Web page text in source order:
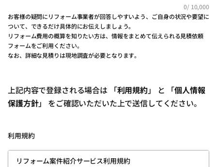
0/ 10,000
お客様の疑問にリフォーム事業者が回答しやすいよう、ご自身の状況や要望に
ついて、できるだけ具体的にお伝えしましょう。
リフォーム費用の概算を知りたい方は、情報をまとめて伝えられる見積依頼
フォームをご利用ください。
なお、詳細な見積りは現地調査が必要となります。
上記内容で登録される場合は 「利用規約」 と 「個人情報
保護方針」 をご確認いただいた上で送信してください。
利用規約
リフォーム案件紹介サービス利用規約